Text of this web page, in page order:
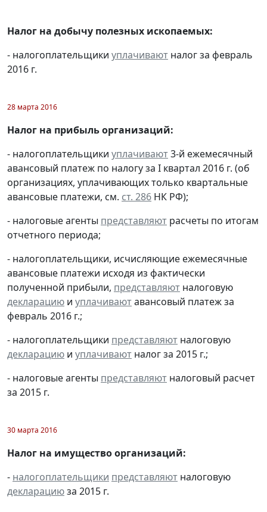
Налог на добычу полезных ископаемых:
- налогоплательщики уплачивают налог за февраль
2016 г.
28 марта 2016
Налог на прибыль организаций:
- налогоплательщики уплачивают3-й ежемесячный
авансовый платеж по налогу за I квартал 2016 г. (об
организациях, уплачивающих только квартальные
авансовые платежи, см. ст. 286 НК РФ);
- налоговые агенты представляют расчеты по итогам
отчетного периода;
- налогоплательщики, исчисляющие ежемесячные
авансовые платежи исходя из фактически
полученной прибыли, представляют налоговую
декларацию и уплачиваютавансовый платеж за
февраль 2016 г.;
- налогоплательщики представляют налоговую
декларацию и уплачивают налог за 2015 г.;
- налоговые агенты представляют налоговый расчет
за 2015 г.
30 марта 2016
Налог на имущество организаций:
- налогоплательщики представляют налоговую
декларациюза 2015 г.